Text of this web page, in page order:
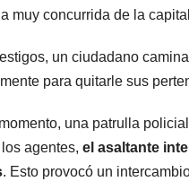
muy concurrida de la
un ciudadano
para quitarle sus
una patrulla
agentes, el asaltante
. Esto provocó un